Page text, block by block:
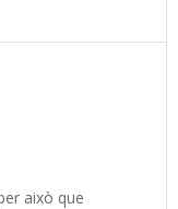
això que